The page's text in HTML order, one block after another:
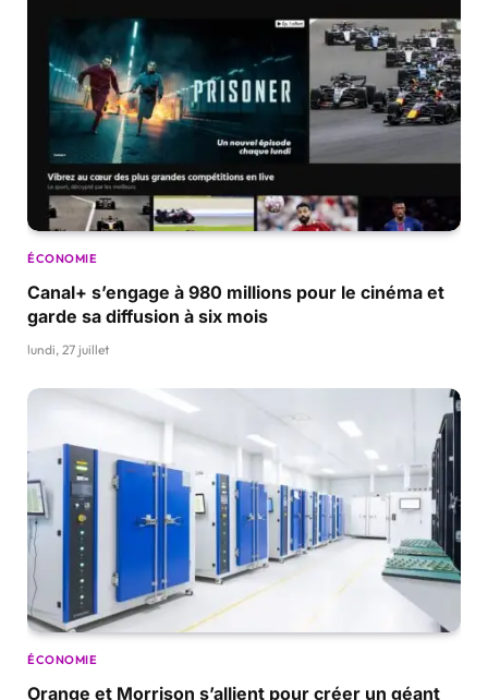
ÉCONOMIE
Canal+ s’engage à 980 millions pour le cinéma et
garde sa diffusion à six mois
lundi, 27 juillet
ÉCONOMIE
Orange et Morrison s’allient pour créer un géant